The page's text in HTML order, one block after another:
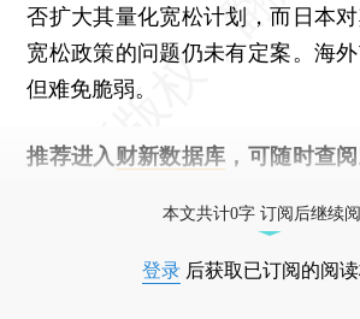
否扩大其量化宽松计划，而日本
宽松政策的问题仍未有定案。海
但难免脆弱。
推荐进入 财新数据库 ，可随时查
本文共计0字 订阅后继续
登录 后获取已订阅的阅